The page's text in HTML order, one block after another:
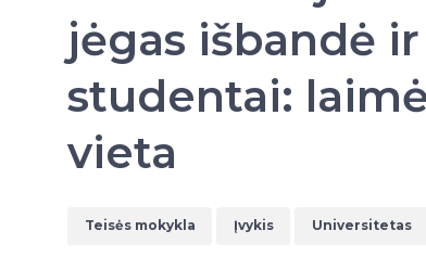
jėgas išbandė ir
studentai:
vieta
Teisės mokykla Įvykis Universitetas